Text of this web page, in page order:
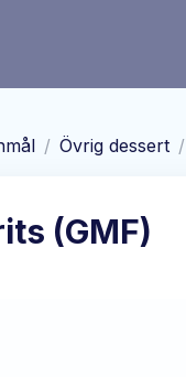
/ Övrig dessert /
(GMF)